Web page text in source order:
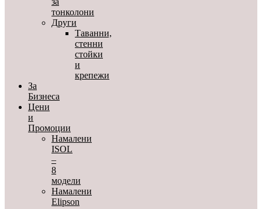
тонколони
Други
Таванни,
стенни
стойки
и
крепежи
За
Бизнеса
Цени
и
Промоции
Намалени
ISOL
–
8
модели
Намалени
Elipson